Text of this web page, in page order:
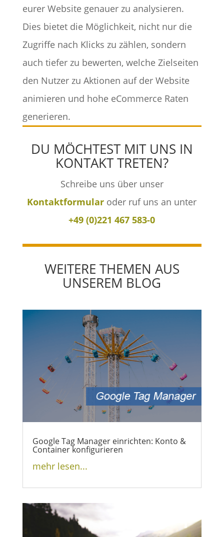
eurer Website genauer zu analysieren.
Dies bietet die Möglichkeit, nicht nur die
Zugriffe nach Klicks zu zählen, sondern
auch tiefer zu bewerten, welche Zielseiten
den Nutzer zu Aktionen auf der Website
animieren und hohe eCommerce Raten
generieren.
DU MÖCHTEST MIT UNS IN
KONTAKT TRETEN?
Schreibe uns über unser
Kontaktformular oder ruf uns an unter
+49 (0)221 467 583-0
WEITERE THEMEN AUS
UNSEREM BLOG
Google Tag Manager einrichten: Konto &
Container konfigurieren
mehr lesen...